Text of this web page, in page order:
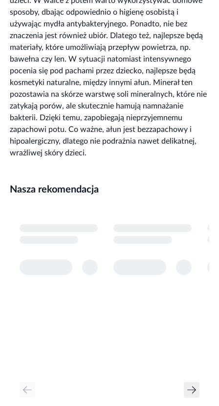
sposoby, dbając odpowiednio o higienę osobistą i
używając mydła antybakteryjnego. Ponadto, nie bez
znaczenia jest również ubiór. Dlatego też, najlepsze będą
materiały, które umożliwiają przepływ powietrza, np.
bawełna czy len. W sytuacji natomiast intensywnego
pocenia się pod pachami przez dziecko, najlepsze będą
kosmetyki naturalne, między innymi ałun. Minerał ten
pozostawia na skórze warstwę soli mineralnych, które nie
zatykają porów, ale skutecznie hamują namnażanie
bakterii. Dzięki temu, zapobiegają nieprzyjemnemu
zapachowi potu. Co ważne, ałun jest bezzapachowy i
hipoalergiczny, dlatego nie podrażnia nawet delikatnej,
wrażliwej skóry dzieci.
Nasza rekomendacja